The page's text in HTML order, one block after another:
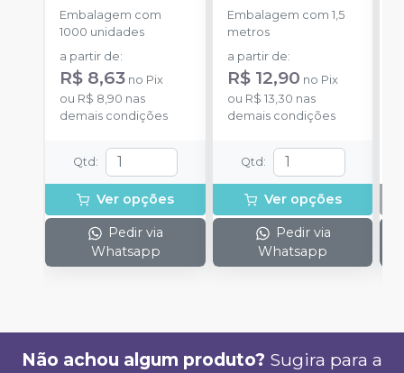
Embalagem com
1000 unidades
a partir de:
R$ 8,63 no Pix
ou R$ 8,90 nas
demais condições
Qtd :
Ver opções
Pedir via
Whatsapp
Embalagem com 1,5
metros
a partir de:
R$ 12,90 no Pix
ou R$ 13,30 nas
demais condições
Qtd :
Ver opções
Pedir via
Whatsapp
Não achou algum produto? Sugira para a